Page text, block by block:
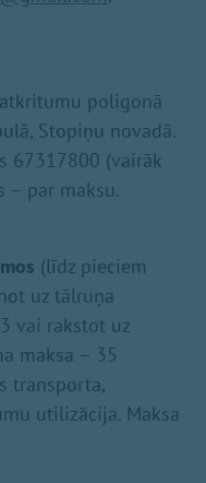
atkritumu poligonā
Stopiņu novadā.
67317800 (vairāk
– par maksu.
(līdz pieciem
uz tālruņa
vai rakstot uz
maksa – 35
transporta,
utilizācija. Maksa